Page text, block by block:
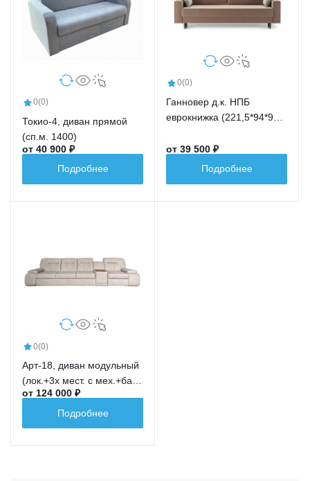
0(0)
Токио-4, диван прямой
(сп.м. 1400)
от 40 900 ₽
Подробнее
0(0)
Ганновер д.к. НПБ
еврокнижка (221,5*94*91,5
от 39 500 ₽
Подробнее
0(0)
Арт-18, диван модульный
(лок.+3х мест. с мех.+бар
новый+ср.кр.+лок.)
от 124 000 ₽
Подробнее